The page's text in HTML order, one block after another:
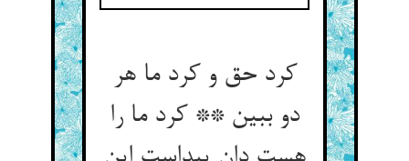
کرد حق و کرد ما هر
دو ببین ** کرد ما را